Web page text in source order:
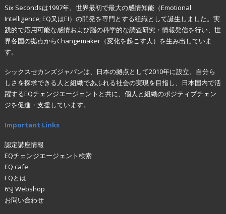
Six Secondsは1997年、世界最初で最大の感情知能（Emotional
Intelligence; EQ又はEI）の開発を専門とする組織として誕生しました。実
践的で応用可能な感情および脳の科学的な調査研究・情報発信を行い、世
界各国の拠点からChangemaker（変化を起こす人）を生み出していま
す。
シックスセカンズジャパンは、日本の拠点として2010年に設立。自分ら
しさを探求できる人と組織であふれる社会の実現を目指し、日本国内で活
躍するEQチェンジエージェントと共に、個人と組織のポジティブチェン
ジを促進・支援しています。
Important Links
認定講座情報
EQチェンジエージェント検索
EQ cafe
EQとは
6SJ Webshop
お問い合わせ